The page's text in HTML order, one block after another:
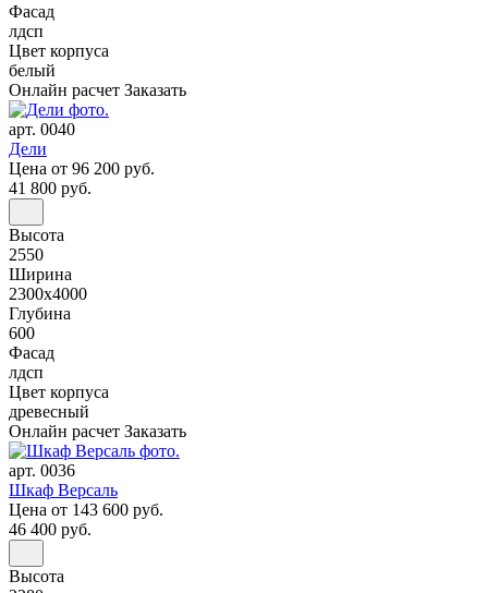
Фасад
лдсп
Цвет корпуса
белый
Онлайн расчет Заказать
арт. 0040
Дели
Цена от 96 200 руб.
41 800 руб.
Высота
2550
Ширина
2300x4000
Глубина
600
Фасад
лдсп
Цвет корпуса
древесный
Онлайн расчет Заказать
арт. 0036
Шкаф Версаль
Цена от 143 600 руб.
46 400 руб.
Высота